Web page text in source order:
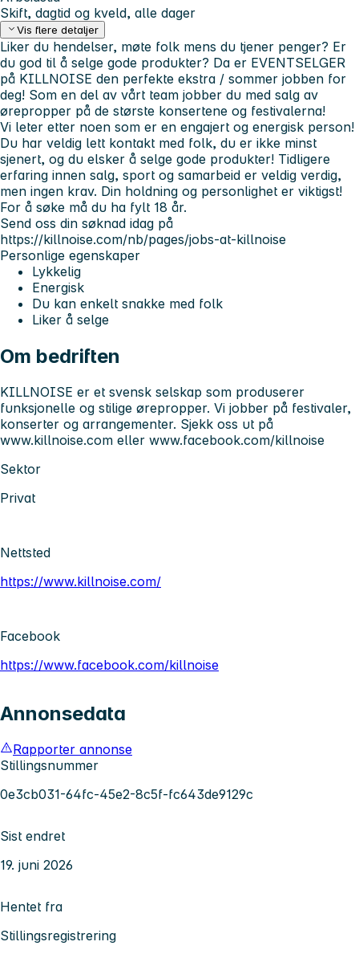
Skift, dagtid og kveld, alle dager
Vis flere detaljer
Liker du hendelser, møte folk mens du tjener penger? Er
du god til å selge gode produkter? Da er EVENTSELGER
på KILLNOISE den perfekte ekstra / sommer jobben for
deg! Som en del av vårt team jobber du med salg av
ørepropper på de største konsertene og festivalerna!
Vi leter etter noen som er en engajert og energisk person!
Du har veldig lett kontakt med folk, du er ikke minst
sjenert, og du elsker å selge gode produkter! Tidligere
erfaring innen salg, sport og samarbeid er veldig verdig,
men ingen krav. Din holdning og personlighet er viktigst!
For å søke må du ha fylt 18 år.
Send oss din søknad idag på
https://killnoise.com/nb/pages/jobs-at-killnoise
Personlige egenskaper
Lykkelig
Energisk
Du kan enkelt snakke med folk
Liker å selge
Om bedriften
KILLNOISE er et svensk selskap som produserer
funksjonelle og stilige ørepropper. Vi jobber på festivaler,
konserter og arrangementer. Sjekk oss ut på
www.killnoise.com eller www.facebook.com/killnoise
Sektor
Privat
Nettsted
https://www.killnoise.com/
Facebook
https://www.facebook.com/killnoise
Annonsedata
Rapporter annonse
Stillingsnummer
0e3cb031-64fc-45e2-8c5f-fc643de9129c
Sist endret
19. juni 2026
Hentet fra
Stillingsregistrering